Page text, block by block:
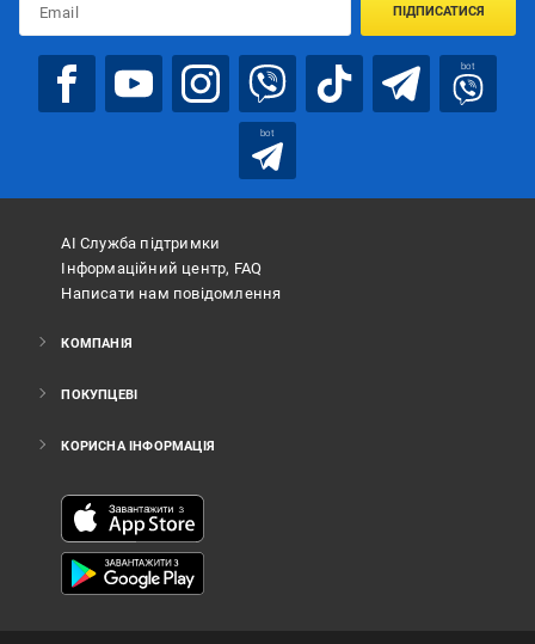
ПІДПИСАТИСЯ
bot
bot
АІ Служба підтримки
Інформаційний центр, FAQ
Написати нам повідомлення
КОМПАНІЯ
ПОКУПЦЕВІ
КОРИСНА ІНФОРМАЦІЯ